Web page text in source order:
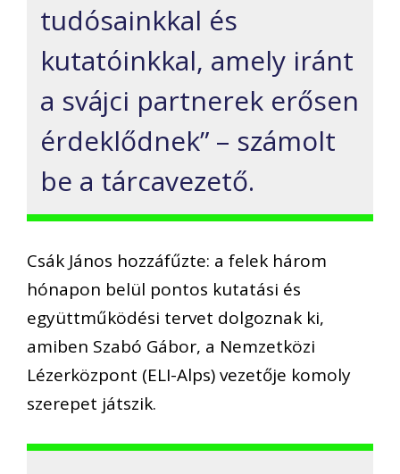
tudósainkkal és
kutatóinkkal, amely iránt
a svájci partnerek erősen
érdeklődnek” – számolt
be a tárcavezető.
Csák János hozzáfűzte: a felek három
hónapon belül pontos kutatási és
együttműködési tervet dolgoznak ki,
amiben Szabó Gábor, a Nemzetközi
Lézerközpont (ELI-Alps) vezetője komoly
szerepet játszik.